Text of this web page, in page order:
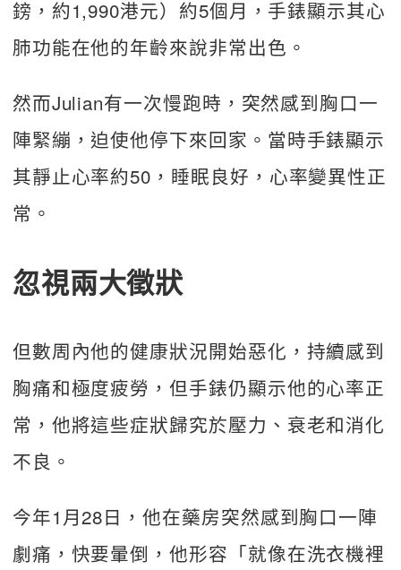
鎊，約1,990港元）約5個月，手錶顯示其心
肺功能在他的年齡來說非常出色。
然而Julian有一次慢跑時，突然感到胸口一
陣緊繃，迫使他停下來回家。當時手錶顯示
其靜止心率約50，睡眠良好，心率變異性正
常。
忽視兩大徵狀
但數周內他的健康狀況開始惡化，持續感到
胸痛和極度疲勞，但手錶仍顯示他的心率正
常，他將這些症狀歸究於壓力、衰老​和消化
不良。
今年1月28日，他在藥房突然感到胸口一陣
劇痛，快要暈倒，他形容「就像在洗衣機裡